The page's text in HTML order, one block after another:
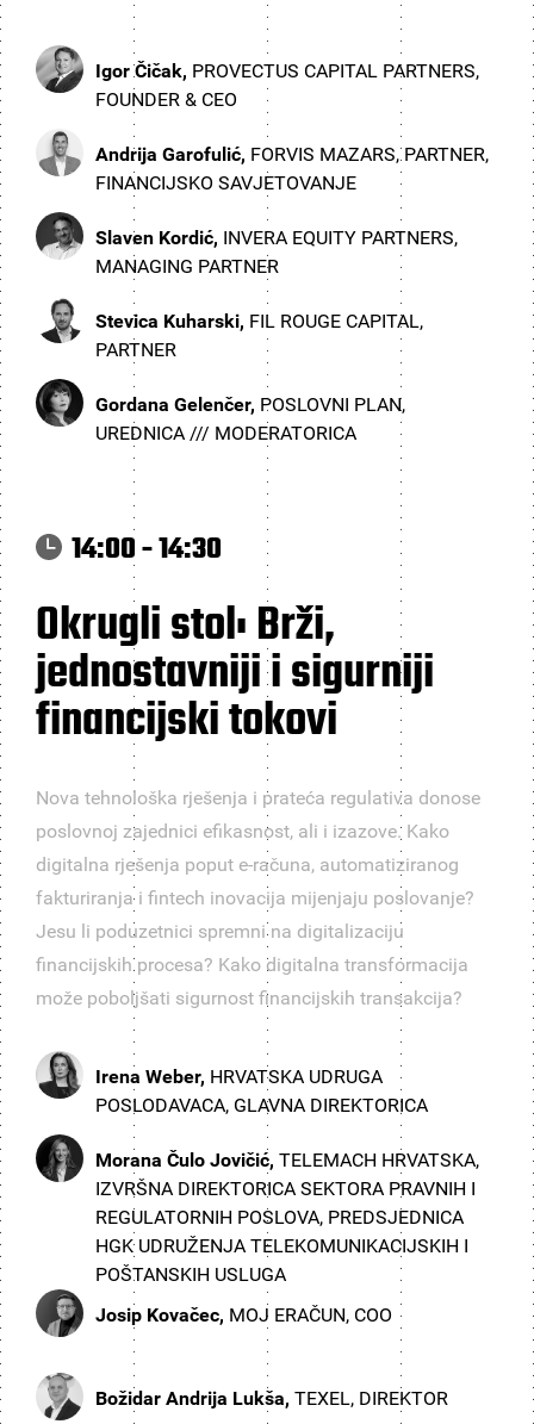
Igor Čičak, PROVECTUS CAPITAL PARTNERS,
FOUNDER & CEO
Andrija Garofulić, FORVIS MAZARS, PARTNER,
FINANCIJSKO SAVJETOVANJE
Slaven Kordić, INVERA EQUITY PARTNERS,
MANAGING PARTNER
Stevica Kuharski, FIL ROUGE CAPITAL,
PARTNER
Gordana Gelenčer, POSLOVNI PLAN,
UREDNICA /// MODERATORICA
14:00 - 14:30
Okrugli stol: Brži,
jednostavniji i sigurniji
financijski tokovi
Nova tehnološka rješenja i prateća regulativa donose
poslovnoj zajednici efikasnost, ali i izazove. Kako
digitalna rješenja poput e-računa, automatiziranog
fakturiranja i fintech inovacija mijenjaju poslovanje?
Jesu li poduzetnici spremni na digitalizaciju
financijskih procesa? Kako digitalna transformacija
može poboljšati sigurnost financijskih transakcija?
Irena Weber, HRVATSKA UDRUGA
POSLODAVACA, GLAVNA DIREKTORICA
Morana Čulo Jovičić, TELEMACH HRVATSKA,
IZVRŠNA DIREKTORICA SEKTORA PRAVNIH I
REGULATORNIH POSLOVA, PREDSJEDNICA
HGK UDRUŽENJA TELEKOMUNIKACIJSKIH I
POŠTANSKIH USLUGA
Josip Kovačec, MOJ ERAČUN, COO
Božidar Andrija Lukša, TEXEL, DIREKTOR